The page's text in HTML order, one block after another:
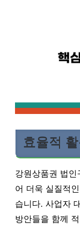
효율적
강원상품권 법
어 더욱 실질적
습니다. 사업자
방안들을 함께